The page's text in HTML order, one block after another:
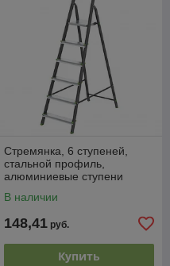
Стремянка, 6 ступеней,
стальной профиль,
алюминиевые ступени
В наличии
148,41 руб.
Купить